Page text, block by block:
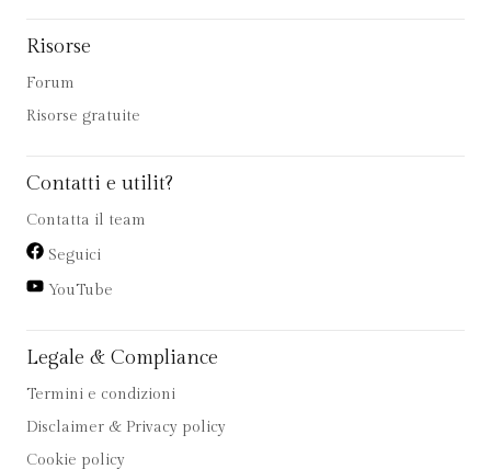
Risorse
Forum
Risorse gratuite
Contatti e utilit?
Contatta il team
Seguici
YouTube
Legale & Compliance
Termini e condizioni
Disclaimer & Privacy policy
Cookie policy